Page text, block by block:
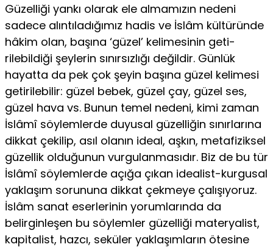
Güzelliği yankı olarak ele almamızın nedeni
sadece alıntıladığımız hadis ve İslâm kültüründe
hâkim olan, başına ‘güzel’ kelimesinin geti­
rilebildiği şeylerin sınırsızlığı değildir. Günlük
hayatta da pek çok şeyin başına güzel kelimesi
getirilebilir: güzel bebek, güzel çay, güzel ses,
gü­zel hava vs. Bunun temel nedeni, kimi zaman
İslâmî söylemlerde duyusal güzelliğin sınırlarına
dikkat çekilip, asıl olanın ideal, aşkın, metafiziksel
güzellik olduğunun vurgulanmasıdır. Biz de bu tür
İslâmî söylemlerde açığa çıkan idealist-kurgusal
yaklaşım sorununa dikkat çekmeye çalışı­yoruz.
İslâm sanat eserlerinin yorumlarında da
belirginleşen bu söylem­ler güzelliği materyalist,
kapitalist, hazcı, seküler yaklaşımların ötesine